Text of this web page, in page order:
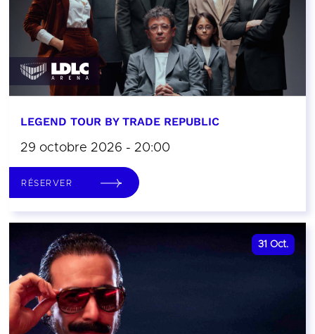
LEGEND TOUR BY TRADE REPUBLIC
29 octobre 2026 - 20:00
RÉSERVER
31 Oct.